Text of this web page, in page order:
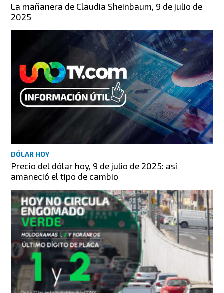
La mañanera de Claudia Sheinbaum, 9 de julio de
2025
DÓLAR HOY
Precio del dólar hoy, 9 de julio de 2025: así
amaneció el tipo de cambio